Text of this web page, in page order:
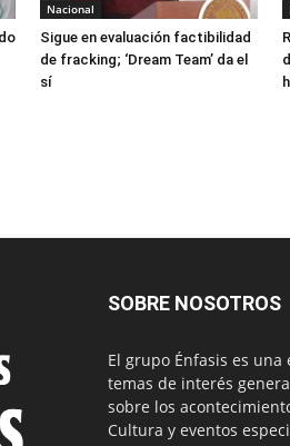
Nacional
Sigue en evaluación factibilidad
de fracking; ‘Dream Team’ da el
sí
SOBRE NOSOTROS
El grupo Énfasis es
temas de interés
sobre los
Cultura y eventos